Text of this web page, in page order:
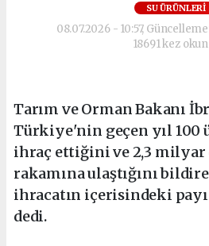
SU ÜRÜNLERI
08.07.2026 - 10:57,
18691 kez
Tarım ve Orman Bakanı
Türkiye'nin geçen yıl 100
ihraç ettiğini ve 2,3
rakamına ulaştığını
ihracatın içerisindeki
dedi.